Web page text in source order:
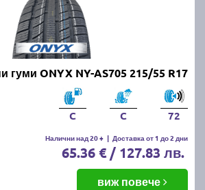
гуми ONYX NY-AS705 215/55 R17
C C 72
Налични над 20 + | Доставка от 1 до 2 дни
65.36 € / 127.83 лв.
виж повече